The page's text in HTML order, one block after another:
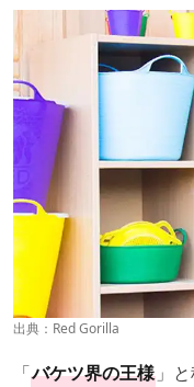
8｜水槽の水換えに
出典： Red Gorilla
「バケツ界の王様 」